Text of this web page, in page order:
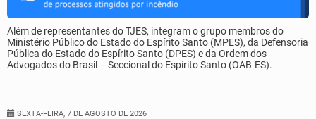
Além de representantes do TJES, integram o grupo membros do
Ministério Público do Estado do Espírito Santo (MPES), da Defensoria
Pública do Estado do Espírito Santo (DPES) e da Ordem dos
Advogados do Brasil – Seccional do Espírito Santo (OAB-ES).
SEXTA-FEIRA, 7 DE AGOSTO DE 2026